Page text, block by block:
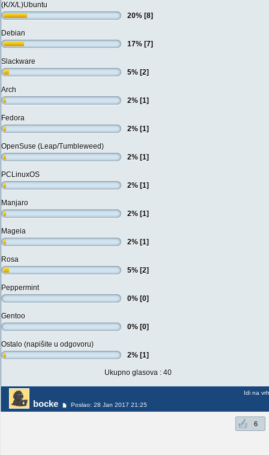
(K/X/L)Ubuntu
20% [8]
Debian
17% [7]
Slackware
5% [2]
Arch
2% [1]
Fedora
2% [1]
OpenSuse (Leap/Tumbleweed)
2% [1]
PCLinuxOS
2% [1]
Manjaro
2% [1]
Mageia
2% [1]
Rosa
5% [2]
Peppermint
0% [0]
Gentoo
0% [0]
Ostalo (napišite u odgovoru)
2% [1]
Ukupno glasova : 40
bocke Poslao: 28 Jan 2017 21:25
Idi na vrh
6